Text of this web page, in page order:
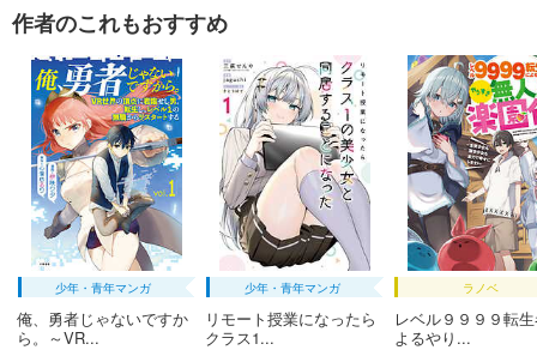
作者のこれもおすすめ
少年・青年マンガ
俺、勇者じゃないですか
ら。～VR...
少年・青年マンガ
リモート授業になったら
クラス1...
ラノベ
レベル９９９９転
よるやり...